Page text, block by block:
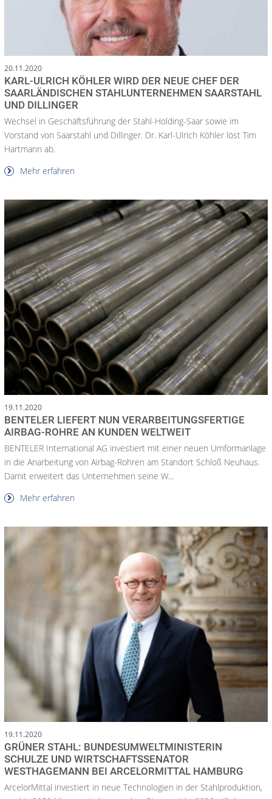
20.11.2020
KARL-ULRICH KÖHLER WIRD DER NEUE CHEF DER
SAARLÄNDISCHEN STAHLUNTERNEHMEN SAARSTAHL
UND DILLINGER
Wechsel in Geschäftsführung der Stahl-Holding-Saar sowie im
Vorstand von Saarstahl und Dillinger. Dr. Karl-Ulrich Köhler löst Tim
Hartmann ab.
Mehr erfahren
19.11.2020
BENTELER LIEFERT NUN VERARBEITUNGSFERTIGE
AIRBAG-ROHRE AN KUNDEN WELTWEIT
BENTELER International AG investiert mit einer neuen Umformanlage
in die Anarbeitung von Airbag-Rohren am Standort Schloß Neuhaus.
Damit erweitert das Unternehmen seine W...
Mehr erfahren
19.11.2020
GRÜNER STAHL: BUNDESUMWELTMINISTERIN
SCHULZE UND WIRTSCHAFTSSENATOR
WESTHAGEMANN BEI ARCELORMITTAL HAMBURG
ArcelorMittal investiert in neue Technologien in der Stahlproduktion,